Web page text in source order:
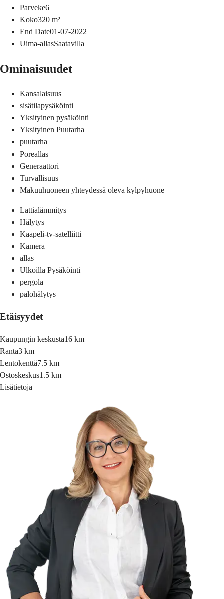
Parveke6
Koko320 m²
End Date01-07-2022
Uima-allasSaatavilla
Ominaisuudet
Kansalaisuus
sisätilapysäköinti
Yksityinen pysäköinti
Yksityinen Puutarha
puutarha
Poreallas
Generaattori
Turvallisuus
Makuuhuoneen yhteydessä oleva kylpyhuone
Lattialämmitys
Hälytys
Kaapeli-tv-satelliitti
Kamera
allas
Ulkoilla Pysäköinti
pergola
palohälytys
Etäisyydet
Kaupungin keskusta16 km
Ranta3 km
Lentokenttä7.5 km
Ostoskeskus1.5 km
Lisätietoja